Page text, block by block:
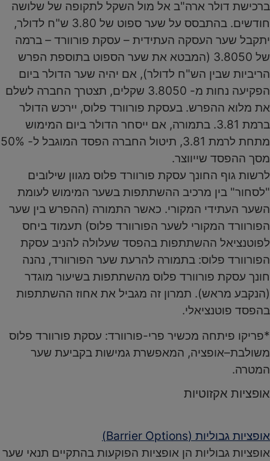
ברכישת דולר ארה"ב אל מול השקל לתקופה של שלושה
חודשים. בהתבסס על שער ספוט של 3.80 ש"ח לדולר,
יתקבל שער העסקה העתידית – עסקת פורוורד – ברמה
של 3.8050 (המבטא את שער הספוט בתוספת הפרש
הריביות שבין הש"ח לדולר), אם יהיה שער הדולר ביום
הפקיעה נחות מ- 3.8050 שקלים, תצטרך החברה לשלם
את מלוא ההפרש. בעסקת פורוורד פלוס, יירכש הדולר
ברמת 3.81. בתמורה, אם ייסחר הדולר ביום המימוש
מתחת לרמת 3.81, תיטול החברה הפסד המוגבל ל- 50%
מסך ההפסד שייווצר.
לרשות גוף החונך עסקת פורוורד פלוס מגוון שילובים
"לסחור" בין מרכיב ההשתתפות בשער המימוש לעומת
השער העתידי המקורי. כאשר התמורה (ההפרש בין שער
הפורוורד המקורי לשער הפורוורד פלוס) תעמוד ביחס
לפוטנציאל ההשתתפות בהפסד שעלולה להניב עסקת
הפורוורד פלוס: בתמורה להרעת שער הפורוורד, נהנה
חונך עסקת פורוורד פלוס מהשתתפות בשיעור מוגדר
(הנקבע מראש). תמרון זה מגביל את אחוז ההשתתפות
בהפסד פוטנציאלי.
*פריקו פיתחה מכשיר פרי-פורוורד: עסקת פורוורד פלוס
משולבת–אופציה, המאפשרת גמישות בקביעת שער
המטרה.
אופציות אקזוטיות
אופציות גבוליות (Barrier Options)
אופציות גבוליות הן אופציות הפוקעות בהתקיים תנאי שער